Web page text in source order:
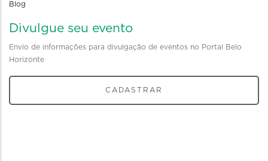
Blog
Divulgue seu evento
Envio de informações para divulgação de eventos no Portal Belo
Horizonte
CADASTRAR